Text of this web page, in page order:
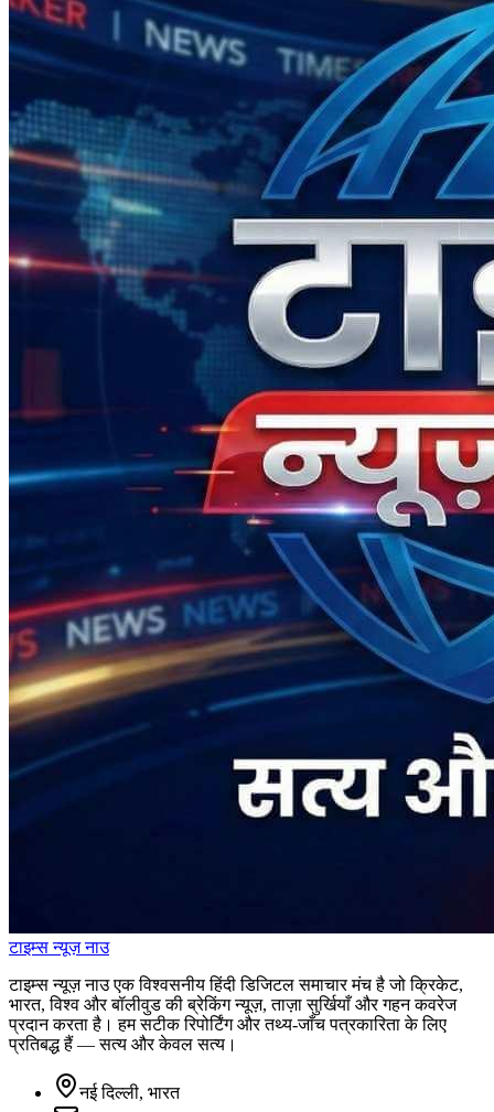
टाइम्सन्यूज़नाउ
टाइम्स न्यूज़ नाउ एक विश्वसनीय हिंदी डिजिटल समाचार मंच है जो क्रिकेट,
भारत, विश्व और बॉलीवुड की ब्रेकिंग न्यूज़, ताज़ा सुर्खियाँ और गहन कवरेज
प्रदान करता है। हम सटीक रिपोर्टिंग और तथ्य-जाँच पत्रकारिता के लिए
प्रतिबद्ध हैं — सत्य और केवल सत्य।
नई दिल्ली, भारत